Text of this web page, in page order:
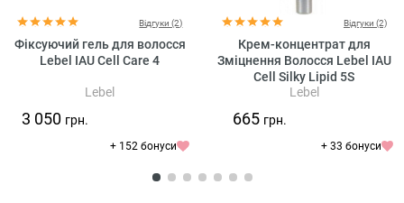
Відгуки (2)
Фіксуючий гель для волосся
Lebel IAU Cell Care 4
Lebel
3 050 грн.
+ 152 бонуси
Відгуки (2)
Крем-концентрат для
Зміцнення Волосся Lebel IAU
Cell Silky Lipid 5S
Lebel
665 грн.
+ 33 бонуси